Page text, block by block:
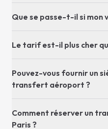
Que se passe-t-il si mon
Le tarif est-il plus cher
Pouvez-vous fournir un
transfert aéroport ?
Comment réserver un
Paris ?